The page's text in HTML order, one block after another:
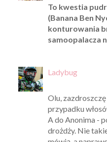
To kwestia
(Banana Ben
konturowania
samoopalacza
Ladybug
Olu,
przypadku
A do Anonima -
drożdży. Nie